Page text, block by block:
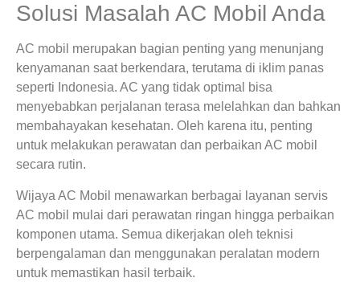
Solusi Masalah AC Mobil Anda
AC mobil merupakan bagian penting yang menunjang
kenyamanan saat berkendara, terutama di iklim panas
seperti Indonesia. AC yang tidak optimal bisa
menyebabkan perjalanan terasa melelahkan dan bahkan
membahayakan kesehatan. Oleh karena itu, penting
untuk melakukan perawatan dan perbaikan AC mobil
secara rutin.
Wijaya AC Mobil menawarkan berbagai layanan servis
AC mobil mulai dari perawatan ringan hingga perbaikan
komponen utama. Semua dikerjakan oleh teknisi
berpengalaman dan menggunakan peralatan modern
untuk memastikan hasil terbaik.